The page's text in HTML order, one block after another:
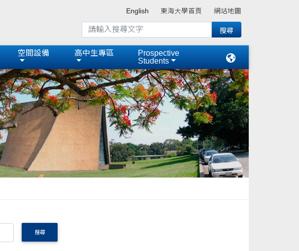
English 東海大學首頁 網站地圖
空間設備 高中生專區
Prospective
Students
搜尋